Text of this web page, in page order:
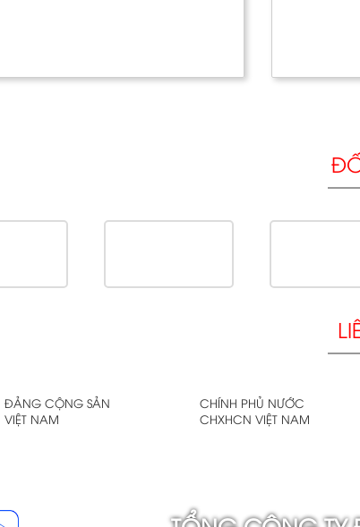
ĐẢNG CỘNG SẢN
VIỆT NAM
CHÍNH PHỦ NƯỚC
CHXHCN VIỆT NAM